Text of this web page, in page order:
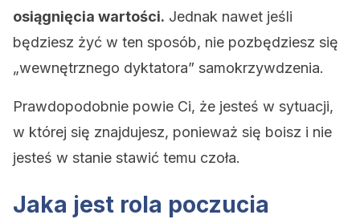
osiągnięcia wartości. Jednak nawet jeśli
będziesz żyć w ten sposób, nie pozbędziesz się
„wewnętrznego dyktatora” samokrzywdzenia.
Prawdopodobnie powie Ci, że jesteś w sytuacji,
w której się znajdujesz, ponieważ się boisz i nie
jesteś w stanie stawić temu czoła.
Jaka jest rola poczucia